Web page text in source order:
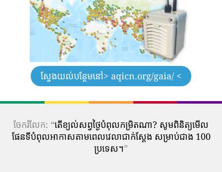
ស្វែងយល់បន្ថែមនៅ> aqicn.org/gaia/ <
ចែករំលែក: “តើ​ខ្យល់​សព្វថ្ងៃ​បំពុល​កម្រិត​ណា? សូមពិនិត្យមើល
ផែនទីបំពុលអាកាសតាមពេលវេលាជាក់ស្តែង សម្រាប់ជាង 100
ប្រទេស។”